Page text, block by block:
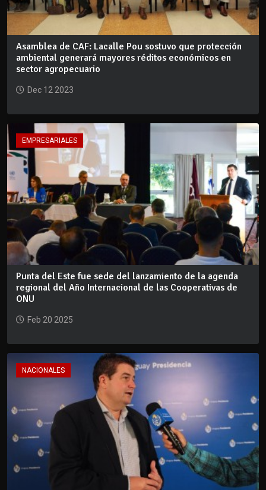
Asamblea de CAF: Lacalle Pou sostuvo que protección
ambiental generará mayores réditos económicos en
sector agropecuario
Dec 12 2023
EMPRESARIALES
Punta del Este fue sede del lanzamiento de la agenda
regional del Año Internacional de las Cooperativas de
ONU
Feb 20 2025
NACIONALES